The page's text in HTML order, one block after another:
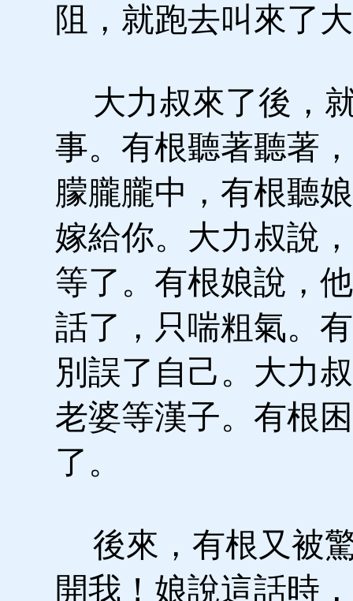
阻，就跑去叫來了
大力叔來了後，
事。有根聽著聽著
朦朧朧中，有根聽
嫁給你。大力叔說
等了。有根娘說，
話了，只喘粗氣。
別誤了自己。大力
老婆等漢子。有根
了。
後來，有根又被
開我！娘說這話時